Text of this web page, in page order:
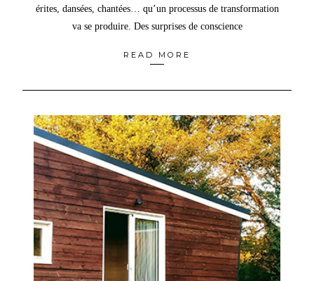
érites, dansées, chantées… qu’un processus de transformation
va se produire. Des surprises de conscience
READ MORE